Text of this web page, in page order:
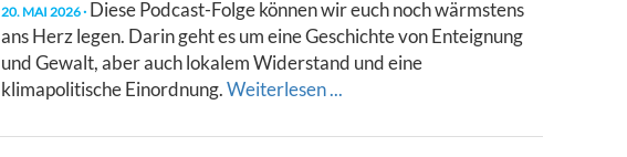
20. MAI 2026 Diese Podcast-Folge können wir euch noch wärmstens
ans Herz legen. Darin geht es um eine Geschichte von Enteignung
und Gewalt, aber auch lokalem Widerstand und eine
klimapolitische Einordnung.Weiterlesen ...